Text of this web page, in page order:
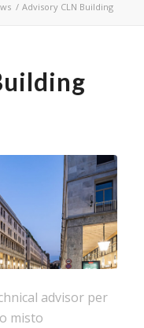
/ Advisory CLN Building
advisor per
misto